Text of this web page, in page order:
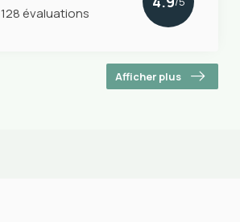
128 évaluations
Afficher plus